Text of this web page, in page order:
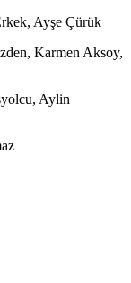
Ayşe Çürük
Karmen Aksoy,
Aylin